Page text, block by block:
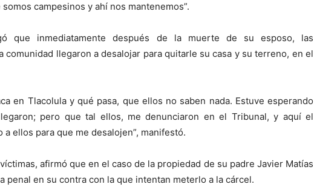
campesinos y ahí nos mantenemos”.
que inmediatamente después de la muerte de su esposo, las
comunidad llegaron a desalojar para quitarle su casa y su terreno, en el
en Tlacolula y qué pasa, que ellos no saben nada. Estuve esperando
pero que tal ellos, me denunciaron en el Tribunal, y aquí el
ellos para que me desalojen”, manifestó.
afirmó que en el caso de la propiedad de su padre Javier Matías
penal en su contra con la que intentan meterlo a la cárcel.